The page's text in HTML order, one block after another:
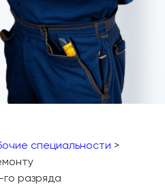
специальности >
разряда